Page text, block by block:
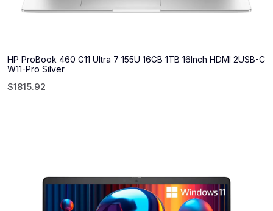
HP ProBook 460 G11 Ultra 7 155U 16GB 1TB 16Inch HDMI 2USB-C
W11-Pro Silver
$1815.92